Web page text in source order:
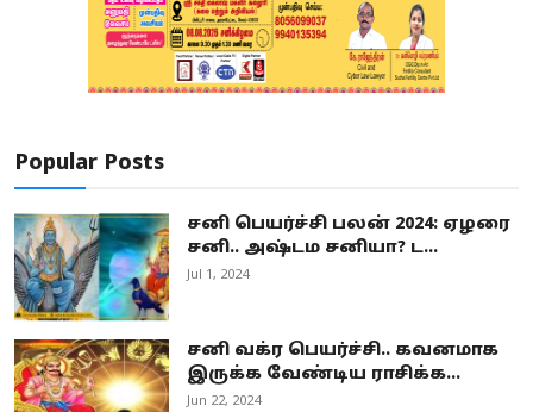
Popular Posts
சனி பெயர்ச்சி பலன் 2024: ஏழரை
சனி.. அஷ்டம சனியா? ட...
Jul 1, 2024
சனி வக்ர பெயர்ச்சி.. கவனமாக
இருக்க வேண்டிய ராசிக்க...
Jun 22, 2024